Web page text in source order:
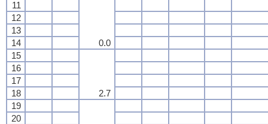
11
0.0
12
13
14
15
2.7
16
17
18
19
20